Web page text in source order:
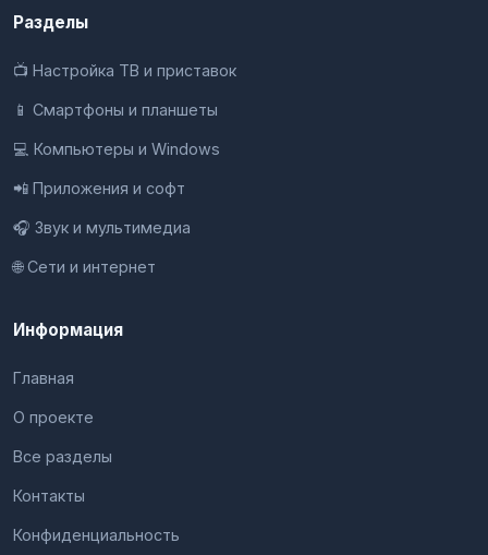
Разделы
📺 Настройка ТВ и приставок
📱 Смартфоны и планшеты
💻 Компьютеры и Windows
📲 Приложения и софт
🎧 Звук и мультимедиа
🌐 Сети и интернет
Информация
Главная
О проекте
Все разделы
Контакты
Конфиденциальность